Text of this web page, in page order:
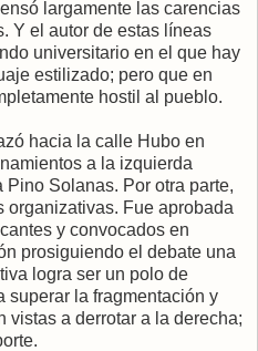
largamente las carencias
Y el autor de estas líneas
universitario en el que hay
estilizado; pero que en
hostil al pueblo.
hacia la calle Hubo en
a la izquierda
Solanas. Por otra parte,
organizativas. Fue aprobada
y convocados en
prosiguiendo el debate una
logra ser un polo de
superar la fragmentación y
vistas a derrotar a la derecha;